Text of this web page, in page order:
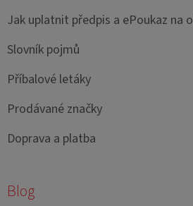
Jak uplatnit předpis a ePoukaz na
Slovník pojmů
Příbalové letáky
Prodávané značky
Doprava a platba
Blog